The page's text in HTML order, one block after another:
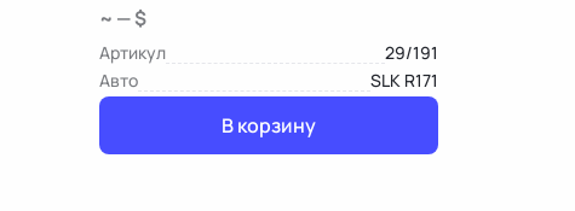
~ — $
Артикул
29/191
Авто
SLK R171
В корзину